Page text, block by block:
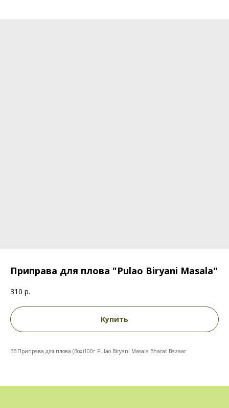
Приправа для плова "Pulao Biryani Masala"
310 р.
Купить
BB.Приправа для плова (Box)100г Pulao Biryani Masala Bharat Bazaar